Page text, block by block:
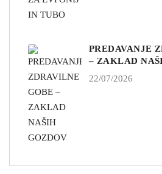
PREDAVANJE
– ZAKLAD
22/07/2026